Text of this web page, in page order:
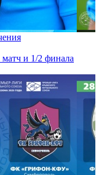
матч и 1/2 финала